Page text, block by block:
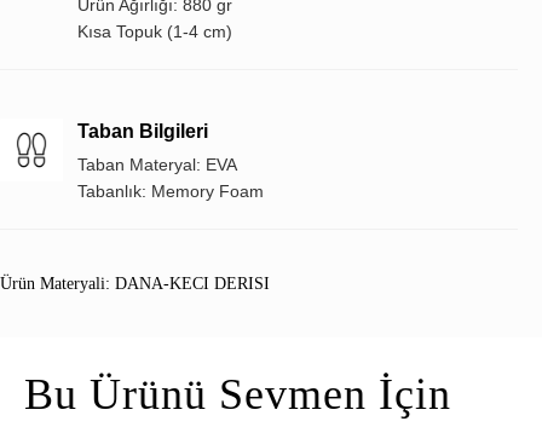
Ürün Ağırlığı: 880 gr
Kısa Topuk (1-4 cm)
Taban Bilgileri
Taban Materyal: EVA
Tabanlık: Memory Foam
Ürün Materyali: DANA-KECI DERISI
Bu Ürünü Sevmen İçin